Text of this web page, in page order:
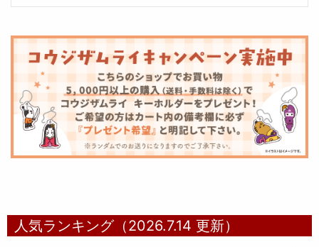
人気ランキング（2026.7.14 更新）